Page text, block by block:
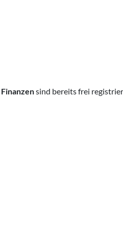
Finanzensind bereits frei